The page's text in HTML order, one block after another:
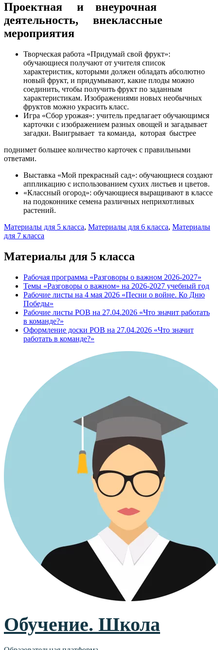
Проектная и внеурочная
деятельность, внеклассные
мероприятия
Творческая работа «Придумай свой фрукт»:
обучающиеся получают от учителя список
характеристик, которыми должен обладать абсолютно
новый фрукт, и придумывают, какие плоды можно
соединить, чтобы получить фрукт по заданным
характеристикам. Изображениями новых необычных
фруктов можно украсить класс.
Игра «Сбор урожая»: учитель предлагает обучающимся
карточки с изображением разных овощей и загадывает
загадки. Выигрывает та команда, которая быстрее
поднимет большее количество карточек с правильными
ответами.
Выставка «Мой прекрасный сад»: обучающиеся создают
аппликацию с использованием сухих листьев и цветов.
«Классный огород»: обучающиеся выращивают в классе
на подоконнике семена различных неприхотливых
растений.
Материалы для 5 класса, Материалы для 6 класса, Материалы
для 7 класса
Материалы для 5 класса
Рабочая программа «Разговоры о важном 2026-2027»
Темы «Разговоры о важном» на 2026-2027 учебный год
Рабочие листы на 4 мая 2026 «Песни о войне. Ко Дню
Победы»
Рабочие листы РОВ на 27.04.2026 «Что значит работать
в команде?»
Оформление доски РОВ на 27.04.2026 «Что значит
работать в команде?»
Обучение. Школа